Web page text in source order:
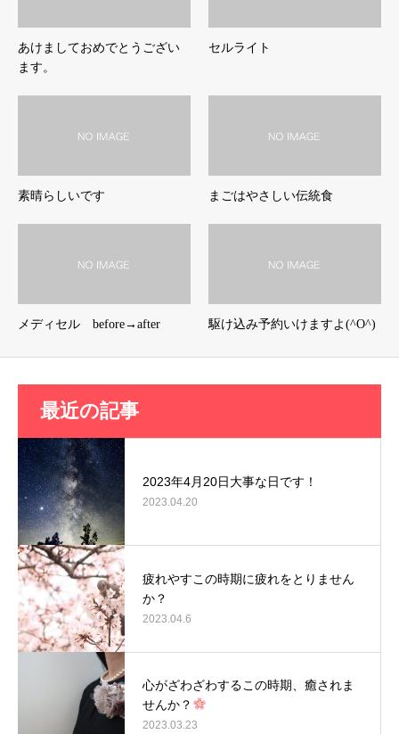
あけましておめでとうござい
ます。
セルライト
素晴らしいです まごはやさしい伝統食
メディセル before→after 駆け込み予約いけますよ(^O^)
最近の記事
2023年4月20日大事な日です！
2023.04.20
疲れやすこの時期に疲れをとりません
か？
2023.04.6
心がざわざわするこの時期、癒されま
せんか？
2023.03.23